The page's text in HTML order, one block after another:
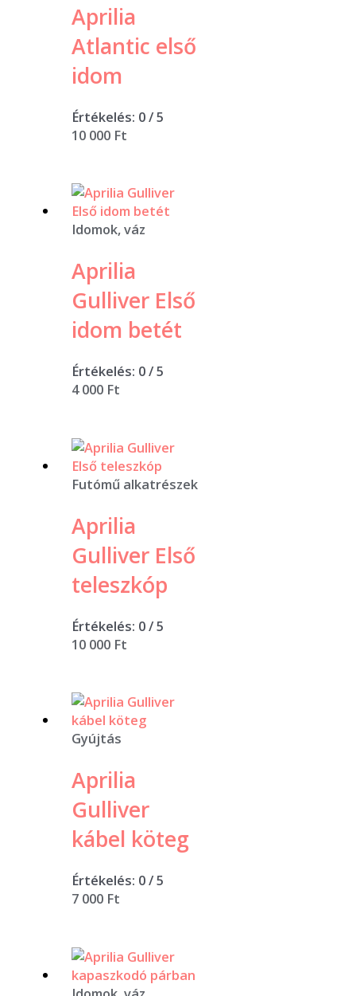
Aprilia
Atlantic első
idom
Értékelés: 0/ 5
10 000 Ft
Idomok, váz
Aprilia
Gulliver Első
idom betét
Értékelés: 0/ 5
4 000 Ft
Futómű alkatrészek
Aprilia
Gulliver Első
teleszkóp
Értékelés: 0/ 5
10 000 Ft
Gyújtás
Aprilia
Gulliver
kábel köteg
Értékelés: 0/ 5
7 000 Ft